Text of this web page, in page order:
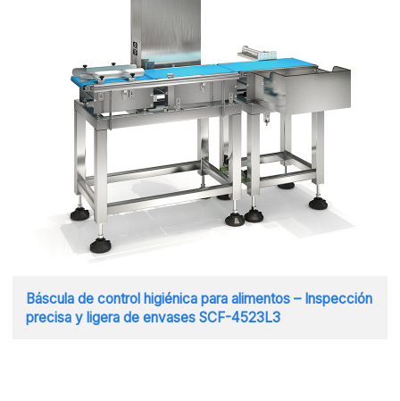
Báscula de control higiénica para alimentos – Inspección
precisa y ligera de envases SCF-4523L3